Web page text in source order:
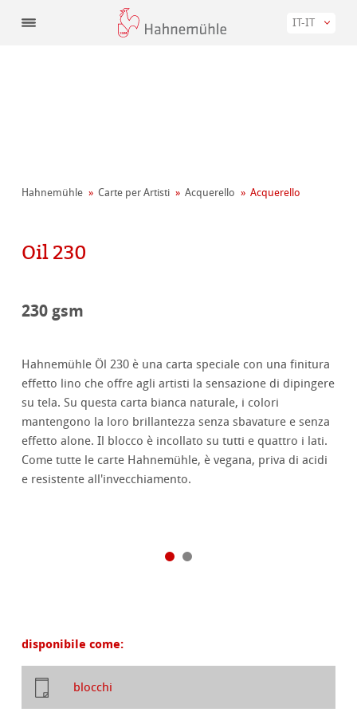
IT-IT
Hahnemühle Carte per Artisti Acquerello Acquerello
Oil 230
230 gsm
Hahnemühle Öl 230 è una carta speciale con una finitura
effetto lino che offre agli artisti la sensazione di dipingere
su tela. Su questa carta bianca naturale, i colori
mantengono la loro brillantezza senza sbavature e senza
effetto alone. Il blocco è incollato su tutti e quattro i lati.
Come tutte le carte Hahnemühle, è vegana, priva di acidi
e resistente all'invecchiamento.
disponibile come:
blocchi